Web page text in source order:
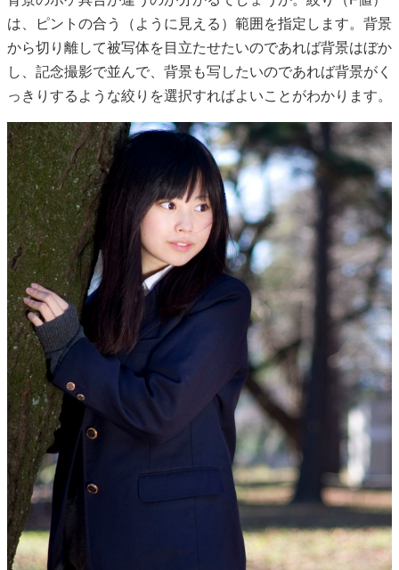
は、ピントの合う（ように見える）範囲を指定します。背景
から切り離して被写体を目立たせたいのであれば背景はぼか
し、記念撮影で並んで、背景も写したいのであれば背景がく
っきりするような絞りを選択すればよいことがわかります。